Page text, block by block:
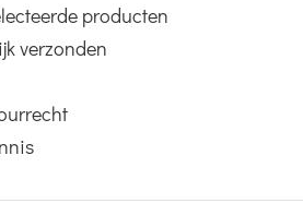
producten
verzonden